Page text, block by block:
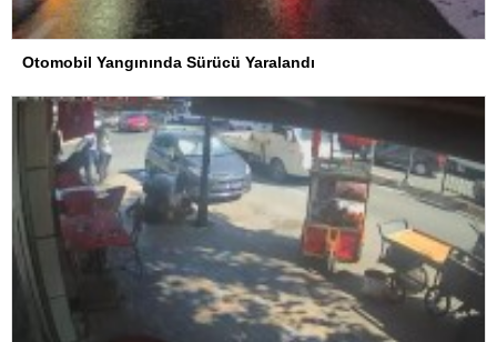
Otomobil Yangınında Sürücü Yaralandı